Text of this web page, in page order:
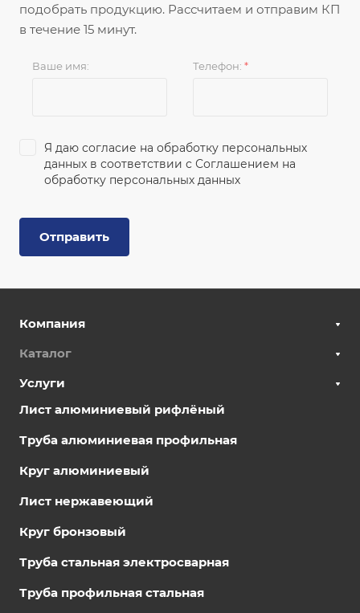
подобрать продукцию. Рассчитаем и отправим КП
в течение 15 минут.
Ваше имя: Телефон: *
Я даю согласие на обработку персональных
данных в соответствии с Соглашением на
обработку персональных данных
Отправить
Компания
Каталог
Услуги
Лист алюминиевый рифлёный
Труба алюминиевая профильная
Круг алюминиевый
Лист нержавеющий
Круг бронзовый
Труба стальная электросварная
Труба профильная стальная